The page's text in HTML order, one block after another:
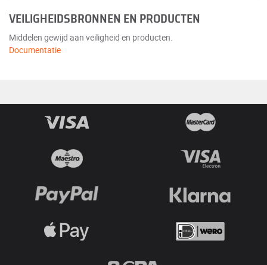
VEILIGHEIDSBRONNEN EN PRODUCTEN
Middelen gewijd aan veiligheid en producten.
Documentatie